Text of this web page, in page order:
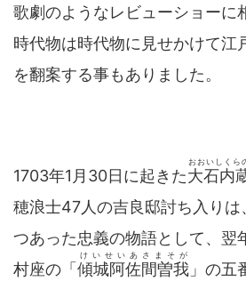
歌劇のようなレビューショーに
時代物は時代物に見せかけて江
を翻案する事もありました。
1703年1月30日に起きた大石内
おおいしくら
穂浪士47人の吉良邸討ち入りは
つあった忠義の物語として、翌
村座の「 傾城阿佐間曽我
けいせいあさまそが
」の五